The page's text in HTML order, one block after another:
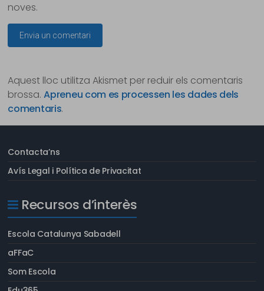
noves.
Aquest lloc utilitza Akismet per reduir els comentaris
brossa.Apreneu com es processen les dades dels
comentaris.
Contacta’ns
Avís Legal i Política de Privacitat
Recursos d’interès
Escola Catalunya Sabadell
aFFaC
Som Escola